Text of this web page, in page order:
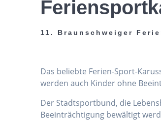
11. Braunschweiger
Das beliebte Ferien-Sport-
werden auch Kinder ohne
Der Stadtsportbund, die
Beeinträchtigung bewältigt